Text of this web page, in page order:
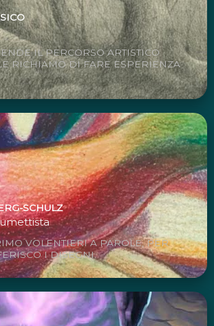
IL PERCORSO ARTISTICO
RICHIAMO DI FARE ESPERIENZA
SCHULZ
VOLENTIERI A PAROLE, PER
I DISEGNI.